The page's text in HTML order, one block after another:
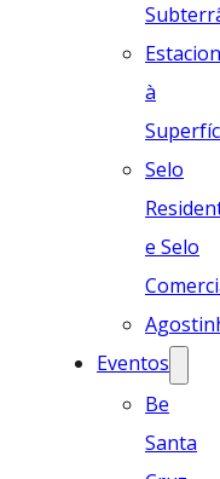
à
Selo
e Selo
Eventos
Be
Santa